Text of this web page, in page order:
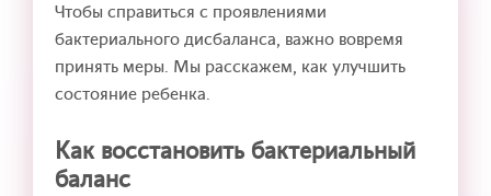
Чтобы справиться с проявлениями
бактериального дисбаланса, важно вовремя
принять меры. Мы расскажем, как улучшить
состояние ребенка.
Как восстановить бактериальный
баланс